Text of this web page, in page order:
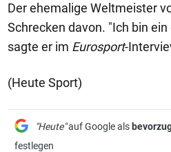
Der ehemalige Weltmeister
Schrecken davon. "Ich bin
sagte er im Eurosport-
(Heute Sport)
"Heute"auf Google als
festlegen